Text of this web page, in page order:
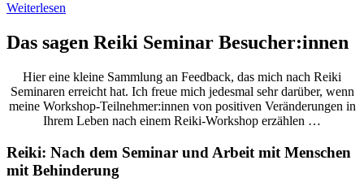
Weiterlesen
Das sagen Reiki Seminar Besucher:innen
Hier eine kleine Sammlung an Feedback, das mich nach Reiki
Seminaren erreicht hat. Ich freue mich jedesmal sehr darüber, wenn
meine Workshop-Teilnehmer:innen von positiven Veränderungen in
Ihrem Leben nach einem Reiki-Workshop erzählen …
Reiki: Nach dem Seminar und Arbeit mit Menschen
mit Behinderung